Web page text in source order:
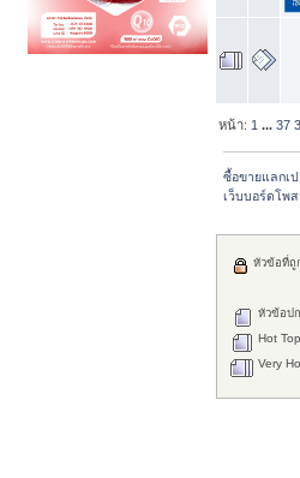
หน้า:1 ...37
ซื้อขายแลกเ
เว็บบอร์ดโพ
หัวข้อป
Hot
Very
หัวข้อที่ถู